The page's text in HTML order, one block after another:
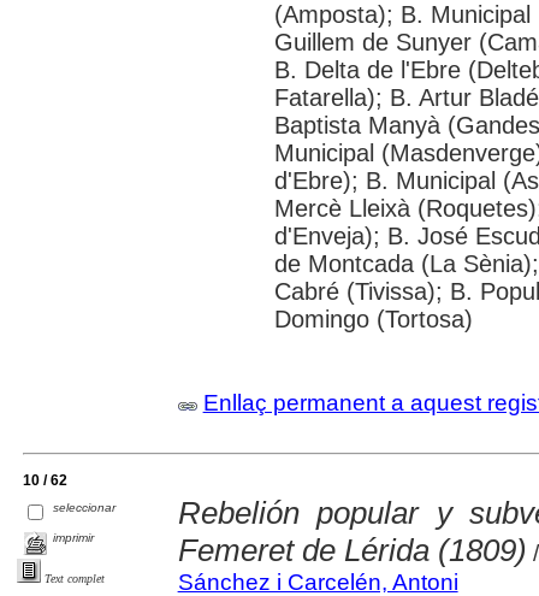
(Amposta); B.
Guillem de Sunyer
B. Delta de l'Ebre
Fatarella); B. Artur
Baptista Manyà
Municipal
d'Ebre); B. Municipal
Mercè Lleixà
d'Enveja); B. José
de Montcada (La
Cabré (Tivissa); B.
Domingo (Tortosa)
Enllaç permanent a aquest
10 / 62
seleccionar
imprimir
Text complet
Rebelión popular y
Femeret de Lérida (1809)
Sánchez i Carcelén, Antoni